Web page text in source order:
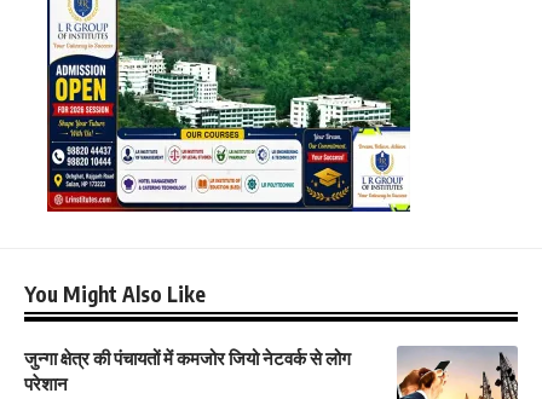
You Might Also Like
जुन्गा क्षेत्र की पंचायतों में कमजोर जियो नेटवर्क से लोग
परेशान